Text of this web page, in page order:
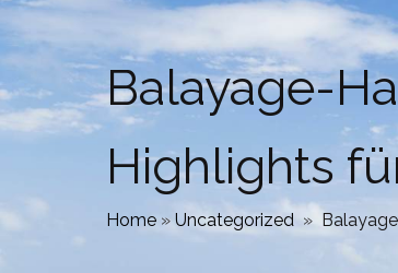
Balayage-
Highlights
Home » Uncategorized »